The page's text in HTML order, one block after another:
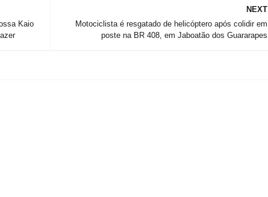
NEXT
Motociclista é resgatado de helicóptero após colidir em
poste na BR 408, em Jaboatão dos Guararapes
Kaio